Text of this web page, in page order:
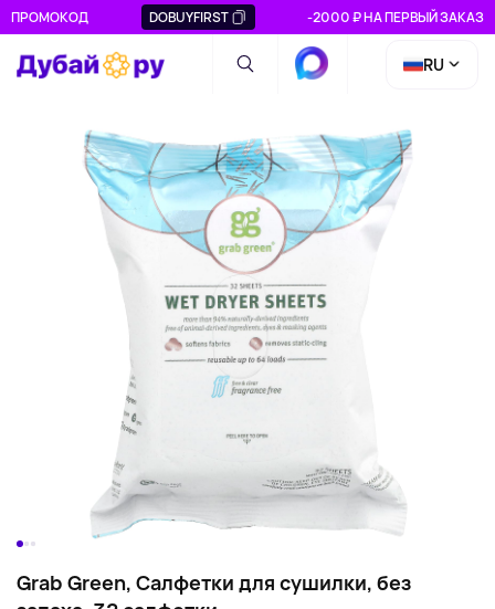
ПРОМОКОД DOBUYFIRST -2000 ₽ НА ПЕРВЫЙ ЗАКАЗ
RU
Grab Green, Салфетки для сушилки, без